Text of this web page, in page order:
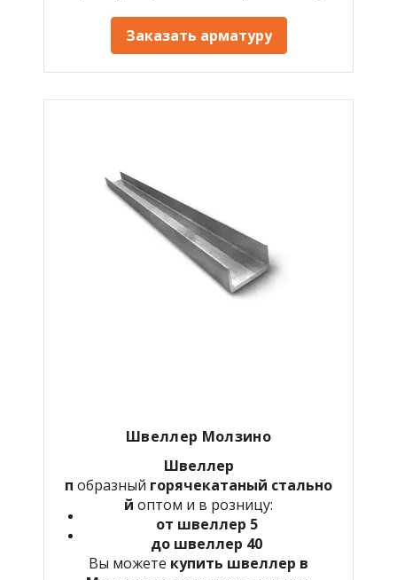
Заказать арматуру
Швеллер Молзино
Швеллер
п образный горячекатаный стально
й оптом и в розницу:
от швеллер 5
до швеллер 40
Вы можете купить швеллер в